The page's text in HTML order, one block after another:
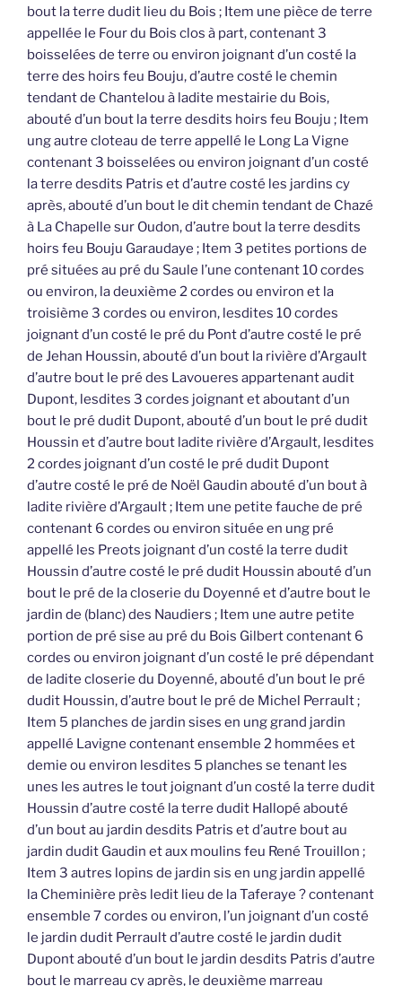
bout la terre dudit lieu du Bois ; Item une pièce de terre
appellée le Four du Bois clos à part, contenant 3
boisselées de terre ou environ joignant d’un costé la
terre des hoirs feu Bouju, d’autre costé le chemin
tendant de Chantelou à ladite mestairie du Bois,
abouté d’un bout la terre desdits hoirs feu Bouju ; Item
ung autre cloteau de terre appellé le Long La Vigne
contenant 3 boisselées ou environ joignant d’un costé
la terre desdits Patris et d’autre costé les jardins cy
après, abouté d’un bout le dit chemin tendant de Chazé
à La Chapelle sur Oudon, d’autre bout la terre desdits
hoirs feu Bouju Garaudaye ; Item 3 petites portions de
pré situées au pré du Saule l’une contenant 10 cordes
ou environ, la deuxième 2 cordes ou environ et la
troisième 3 cordes ou environ, lesdites 10 cordes
joignant d’un costé le pré du Pont d’autre costé le pré
de Jehan Houssin, abouté d’un bout la rivière d’Argault
d’autre bout le pré des Lavoueres appartenant audit
Dupont, lesdites 3 cordes joignant et aboutant d’un
bout le pré dudit Dupont, abouté d’un bout le pré dudit
Houssin et d’autre bout ladite rivière d’Argault, lesdites
2 cordes joignant d’un costé le pré dudit Dupont
d’autre costé le pré de Noël Gaudin abouté d’un bout à
ladite rivière d’Argault ; Item une petite fauche de pré
contenant 6 cordes ou environ située en ung pré
appellé les Preots joignant d’un costé la terre dudit
Houssin d’autre costé le pré dudit Houssin abouté d’un
bout le pré de la closerie du Doyenné et d’autre bout le
jardin de (blanc) des Naudiers ; Item une autre petite
portion de pré sise au pré du Bois Gilbert contenant 6
cordes ou environ joignant d’un costé le pré dépendant
de ladite closerie du Doyenné, abouté d’un bout le pré
dudit Houssin, d’autre bout le pré de Michel Perrault ;
Item 5 planches de jardin sises en ung grand jardin
appellé Lavigne contenant ensemble 2 hommées et
demie ou environ lesdites 5 planches se tenant les
unes les autres le tout joignant d’un costé la terre dudit
Houssin d’autre costé la terre dudit Hallopé abouté
d’un bout au jardin desdits Patris et d’autre bout au
jardin dudit Gaudin et aux moulins feu René Trouillon ;
Item 3 autres lopins de jardin sis en ung jardin appellé
la Cheminière près ledit lieu de la Taferaye ? contenant
ensemble 7 cordes ou environ, l’un joignant d’un costé
le jardin dudit Perrault d’autre costé le jardin dudit
Dupont abouté d’un bout le jardin desdits Patris d’autre
bout le marreau cy après, le deuxième marreau